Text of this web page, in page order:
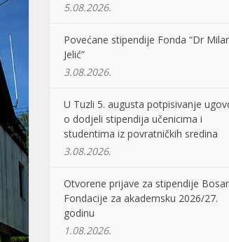
5.08.2026.
Povećane stipendije Fonda “Dr
Jelić”
3.08.2026.
U Tuzli 5. augusta potpisivanje
o dodjeli stipendija učenicima i
studentima iz povratničkih sredina
3.08.2026.
Otvorene prijave za stipendije
Fondacije za akademsku 2026/27.
godinu
1.08.2026.